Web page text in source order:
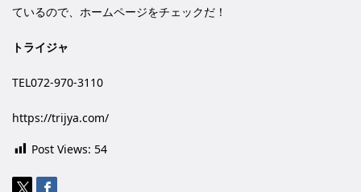
ているので、ホームページをチェックだ！
トライジャ
TEL072-970-3110
https://trijya.com/
Post Views: 54